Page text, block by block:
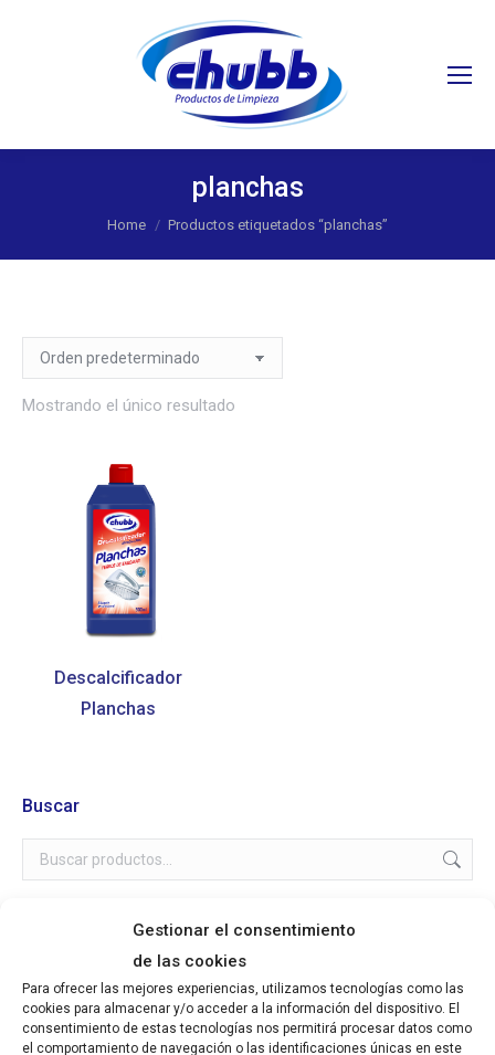
Gestionar el consentimiento
de las cookies
Para ofrecer las mejores experiencias, utilizamos tecnologías como las
cookies para almacenar y/o acceder a la información del dispositivo. El
consentimiento de estas tecnologías nos permitirá procesar datos como
el comportamiento de navegación o las identificaciones únicas en este
planchas
You are here:
Home Productos etiquetados “planchas”
Mostrando el único resultado
Descalcificador
Planchas
Buscar
Categorías de los productos
Desatascadores y Antical
Desinfectantes